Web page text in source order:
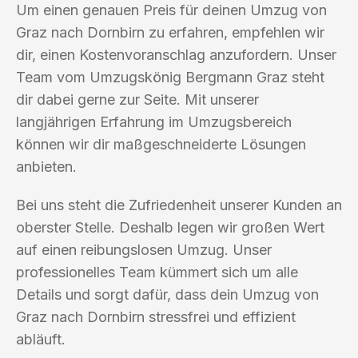
Um einen genauen Preis für deinen Umzug von
Graz nach Dornbirn zu erfahren, empfehlen wir
dir, einen Kostenvoranschlag anzufordern. Unser
Team vom Umzugskönig Bergmann Graz steht
dir dabei gerne zur Seite. Mit unserer
langjährigen Erfahrung im Umzugsbereich
können wir dir maßgeschneiderte Lösungen
anbieten.
Bei uns steht die Zufriedenheit unserer Kunden an
oberster Stelle. Deshalb legen wir großen Wert
auf einen reibungslosen Umzug. Unser
professionelles Team kümmert sich um alle
Details und sorgt dafür, dass dein Umzug von
Graz nach Dornbirn stressfrei und effizient
abläuft.